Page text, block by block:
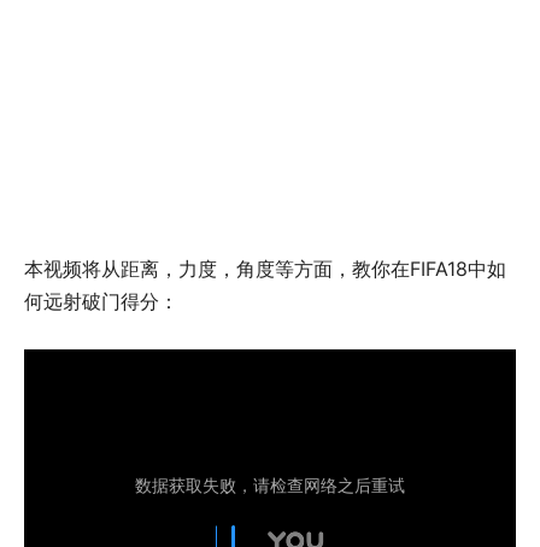
本视频将从距离，力度，角度等方面，教你在FIFA18中如
何远射破门得分：